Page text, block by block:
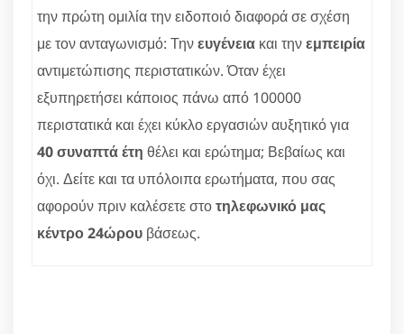
την πρώτη ομιλία την ειδοποιό διαφορά σε σχέση
με τον ανταγωνισμό: Τηνευγένεια και τηνεμπειρία
αντιμετώπισης περιστατικών. Όταν έχει
εξυπηρετήσει κάποιος πάνω από 100000
περιστατικά και έχει κύκλο εργασιών αυξητικό για
40 συναπτά έτη θέλει και ερώτημα; Βεβαίως και
όχι. Δείτε και τα υπόλοιπα ερωτήματα, που σας
αφορούν πριν καλέσετε στοτηλεφωνικό μας
κέντρο 24ώρου βάσεως.